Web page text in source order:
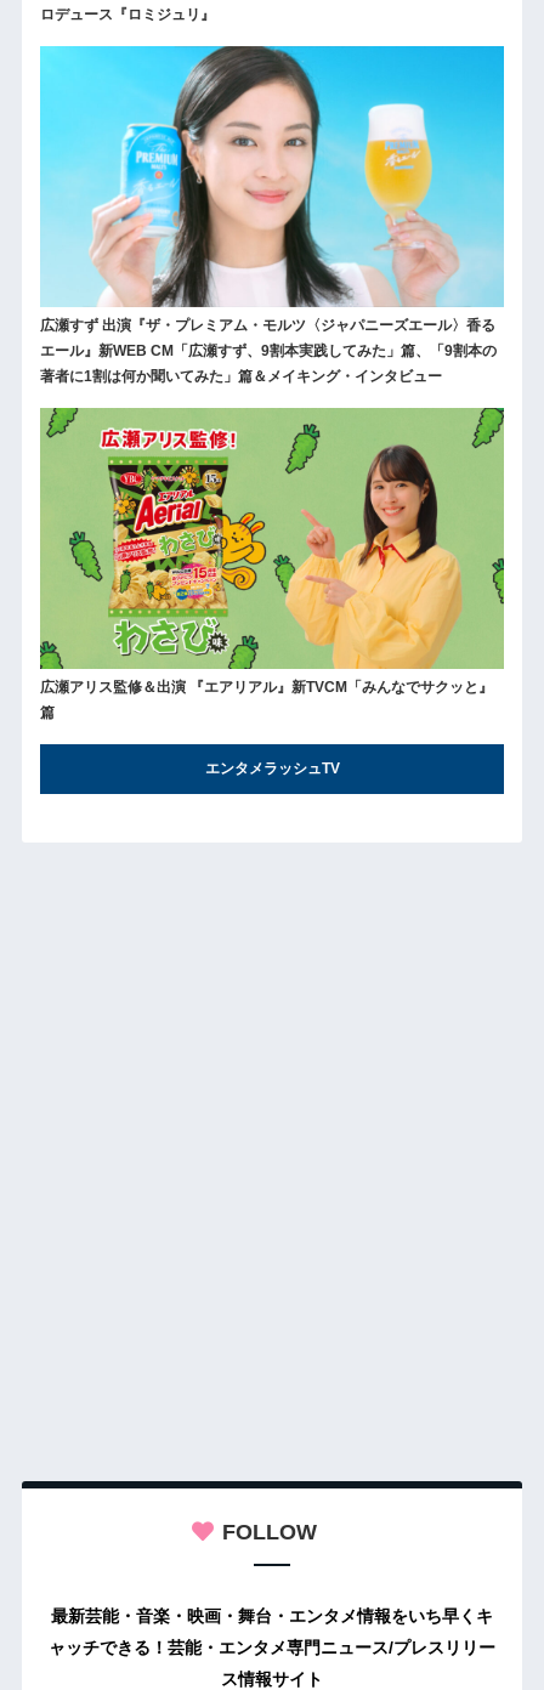
ロデュース『ロミジュリ』
広瀬すず 出演『ザ・プレミアム・モルツ〈ジャパニーズエール〉香る
エール』新WEB CM「広瀬すず、9割本実践してみた」篇、「9割本の
著者に1割は何か聞いてみた」篇＆メイキング・インタビュー
広瀬アリス監修＆出演 『エアリアル』新TVCM「みんなでサクッと』
篇
エンタメラッシュTV
FOLLOW
最新芸能・音楽・映画・舞台・エンタメ情報をいち早くキ
ャッチできる！芸能・エンタメ専門ニュース/プレスリリー
ス情報サイト